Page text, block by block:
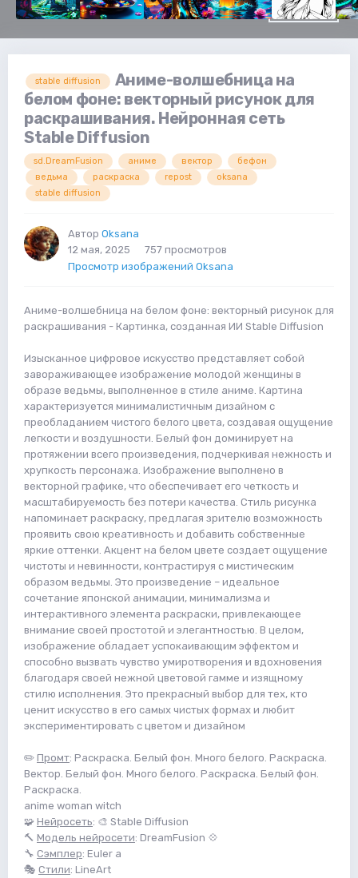
stable diffusion
Аниме-волшебница на
белом фоне: векторный рисунок для
раскрашивания. Нейронная сеть
Stable Diffusion
sd.DreamFusion аниме вектор
бефон
ведьма
раскраска repost
oksana
stable diffusion
Автор Oksana
12 мая, 2025
757 просмотров
Просмотр изображений Oksana
Аниме-волшебница на белом фоне: векторный рисунок для
раскрашивания - Картинка, созданная ИИ Stable Diffusion
Изысканное цифровое искусство представляет собой
завораживающее изображение молодой женщины в
образе ведьмы, выполненное в стиле аниме. Картина
характеризуется минималистичным дизайном с
преобладанием чистого белого цвета, создавая ощущение
легкости и воздушности. Белый фон доминирует на
протяжении всего произведения, подчеркивая нежность и
хрупкость персонажа. Изображение выполнено в
векторной графике, что обеспечивает его четкость и
масштабируемость без потери качества. Стиль рисунка
напоминает раскраску, предлагая зрителю возможность
проявить свою креативность и добавить собственные
яркие оттенки. Акцент на белом цвете создает ощущение
чистоты и невинности, контрастируя с мистическим
образом ведьмы. Это произведение – идеальное
сочетание японской анимации, минимализма и
интерактивного элемента раскраски, привлекающее
внимание своей простотой и элегантностью. В целом,
изображение обладает успокаивающим эффектом и
способно вызвать чувство умиротворения и вдохновения
благодаря своей нежной цветовой гамме и изящному
стилю исполнения. Это прекрасный выбор для тех, кто
ценит искусство в его самых чистых формах и любит
экспериментировать с цветом и дизайном
✏️ Промт: Раскраска. Белый фон. Много белого. Раскраска.
Вектор. Белый фон. Много белого. Раскраска. Белый фон.
Раскраска.
anime woman witch
🧩 Нейросеть: 🎨 Stable Diffusion
🔨 Модель нейросети: DreamFusion 💠
🔧 Сэмплер: Euler a
🎭 Стили: LineArt